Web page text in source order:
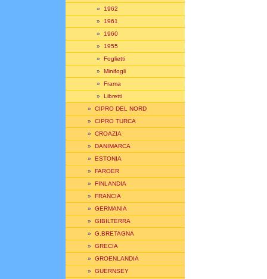
» 1962
» 1961
» 1960
» 1955
» Foglietti
» Minifogli
» Frama
» Libretti
» CIPRO DEL NORD
» CIPRO TURCA
» CROAZIA
» DANIMARCA
» ESTONIA
» FAROER
» FINLANDIA
» FRANCIA
» GERMANIA
» GIBILTERRA
» G.BRETAGNA
» GRECIA
» GROENLANDIA
» GUERNSEY